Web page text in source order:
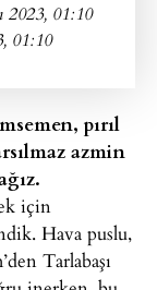
2023, 01:10
01:10
pırıl
azmin
için
Hava puslu,
Tarlabaşı